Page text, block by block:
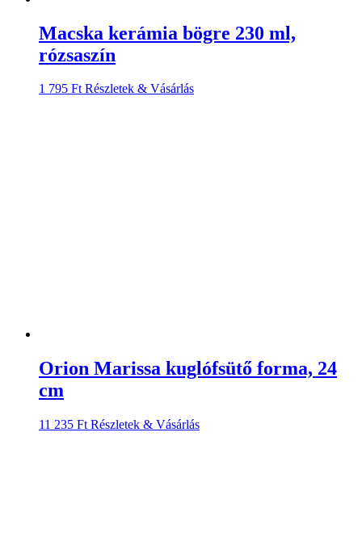
Macska kerámia bögre 230 ml,
rózsaszín
1 795 Ft Részletek & Vásárlás
Orion Marissa kuglófsütő forma, 24
cm
11 235 Ft Részletek & Vásárlás